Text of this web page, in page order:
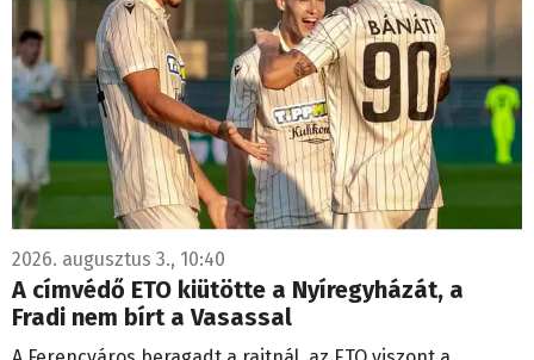
2026. augusztus 3., 10:40
A címvédő ETO kiütötte a Nyíregyházát, a
Fradi nem bírt a Vasassal
A Ferencváros beragadt a rajtnál, az ETO viszont a